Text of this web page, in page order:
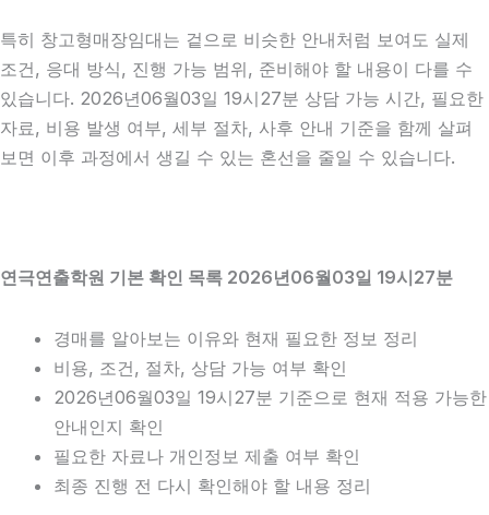
특히 창고형매장임대는 겉으로 비슷한 안내처럼 보여도 실제
조건, 응대 방식, 진행 가능 범위, 준비해야 할 내용이 다를 수
있습니다. 2026년06월03일 19시27분 상담 가능 시간, 필요한
자료, 비용 발생 여부, 세부 절차, 사후 안내 기준을 함께 살펴
보면 이후 과정에서 생길 수 있는 혼선을 줄일 수 있습니다.
연극연출학원 기본 확인 목록 2026년06월03일 19시27분
경매를 알아보는 이유와 현재 필요한 정보 정리
비용, 조건, 절차, 상담 가능 여부 확인
2026년06월03일 19시27분 기준으로 현재 적용 가능한
안내인지 확인
필요한 자료나 개인정보 제출 여부 확인
최종 진행 전 다시 확인해야 할 내용 정리